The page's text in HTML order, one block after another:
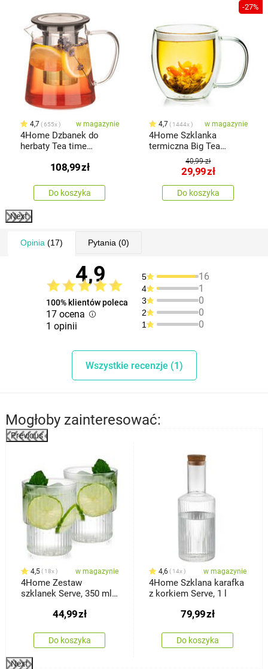
4,7 655x w magazynie
4Home Dzbanek do
herbaty Tea time
108,99zł
Do koszyka
-27%
4,7 1444x w magazynie
4Home Szklanka
termiczna Big Tea
Hot&Cool 480 ml, 1 szt.
40,99 zł
29,99zł
Do koszyka
Next
Opinia (17) Pytania (0)
4,9
100% klientów poleca
17 ocena
1 opinii
5 16
4 1
3 0
2 0
1 0
Wszystkie recenzje (1)
Mogłoby zainteresować:
Previous
4,5 18x w magazynie
4Home Zestaw
szklanek Serve, 350 ml,
44,99zł
Do koszyka
4,6 14x w magazynie
4Home Szklana karafka
z korkiem Serve, 1 l
79,99zł
Do koszyka
Next